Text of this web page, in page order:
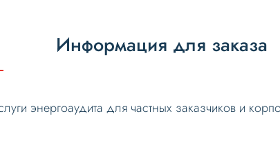
Информация для заказа
энергоаудита для частных заказчиков и